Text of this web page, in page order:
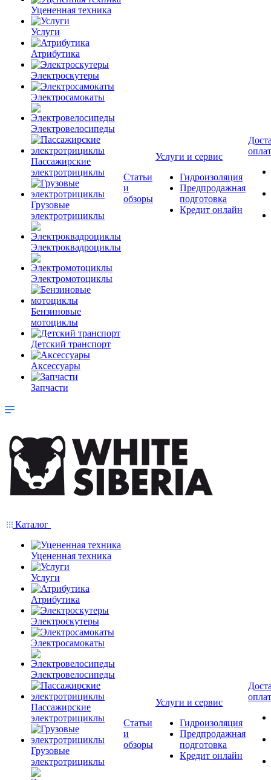
Уцененная техника
Услуги
Атрибутика
Электроскутеры
Электросамокаты
Электровелосипеды
Пассажирские
электротрициклы
Грузовые
электротрициклы
Электроквадроциклы
Электромотоциклы
Бензиновые
мотоциклы
Детский транспорт
Аксессуары
Запчасти
Статьи
и
обзоры
Услуги и сервис
Гидроизоляция
Предпродажная
подготовка
Кредит онлайн
Каталог
Уцененная техника
Услуги
Атрибутика
Электроскутеры
Электросамокаты
Электровелосипеды
Пассажирские
электротрициклы
Грузовые
электротрициклы
Статьи
и
обзоры
Услуги и сервис
Гидроизоляция
Предпродажная
подготовка
Кредит онлайн